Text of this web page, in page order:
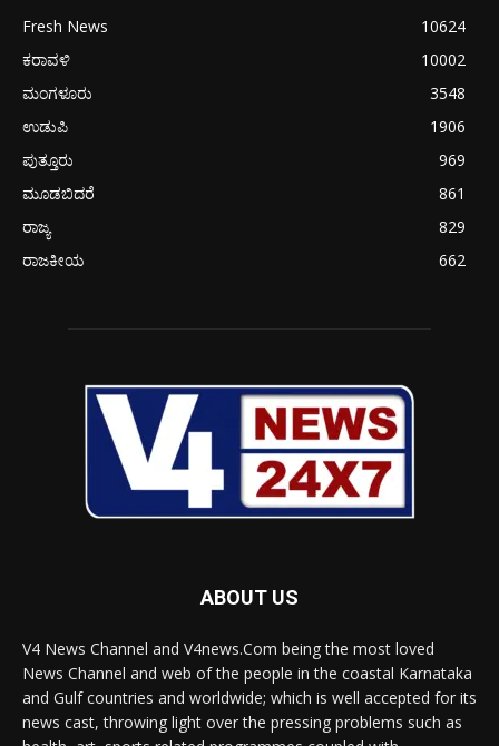
Fresh News
10624
ಕರಾವಳಿ
10002
ಮಂಗಳೂರು
3548
ಉಡುಪಿ
1906
ಪುತ್ತೂರು
969
ಮೂಡಬಿದರೆ
861
ರಾಜ್ಯ
829
ರಾಜಕೀಯ
662
ABOUT US
V4 News Channel and V4news.Com being the most loved
News Channel and web of the people in the coastal Karnataka
and Gulf countries and worldwide; which is well accepted for its
news cast, throwing light over the pressing problems such as